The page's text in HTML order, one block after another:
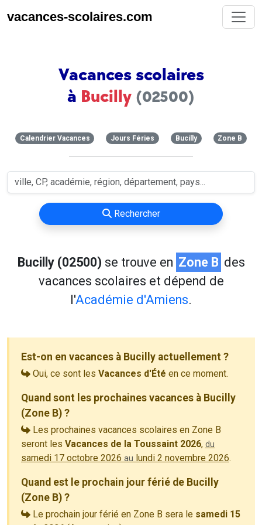
vacances-scolaires.com
Vacances scolaires
à Bucilly (02500)
Calendrier Vacances Jours Féries Bucilly Zone B
Rechercher
Bucilly (02500) se trouve en Zone B des
vacances scolaires et dépend de
l'Académie d'Amiens.
Est-on en vacances à Bucilly actuellement ?
Oui, ce sont les Vacances d'Été en ce moment.
Quand sont les prochaines vacances à Bucilly
(Zone B) ?
Les prochaines vacances scolaires en Zone B
seront les Vacances de la Toussaint 2026, du
samedi 17 octobre 2026 au lundi 2 novembre 2026.
Quand est le prochain jour férié de Bucilly
(Zone B) ?
Le prochain jour férié en Zone B sera le samedi 15